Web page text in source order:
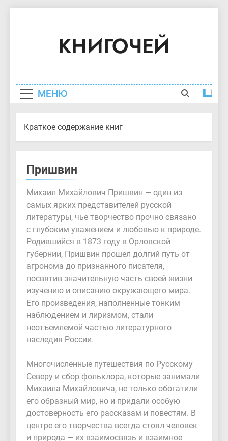
содержимомуКНИГОЧЕЙ
МЕНЮ
Краткое содержание книг
Пришвин
Михаил Михайлович Пришвин — один из
самых ярких представителей русской
литературы, чье творчество прочно связано
с глубоким уважением и любовью к природе.
Родившийся в 1873 году в Орловской
губернии, Пришвин прошел долгий путь от
агронома до признанного писателя,
посвятив значительную часть своей жизни
изучению и описанию окружающего мира.
Его произведения, наполненные тонким
наблюдением и лиризмом, стали
неотъемлемой частью литературного
наследия России.
Многочисленные путешествия по Русскому
Северу и сбор фольклора, которые занимали
Михаила Михайловича, не только обогатили
его образный мир, но и придали особую
достоверность его рассказам и повестям. В
центре его творчества всегда стоял человек
и природа — их взаимосвязь и взаимное